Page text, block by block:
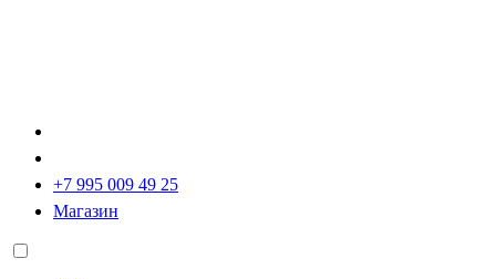
+7 995 009 49 25
Магазин